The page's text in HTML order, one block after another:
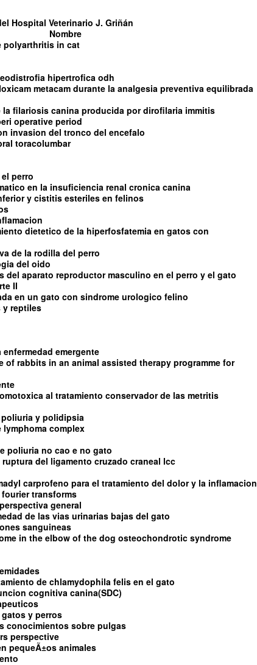
Hospital Veterinario J. Griñán
Nombre
polyarthritis in cat
hipertrofica odh
metacam durante la analgesia preventiva equilibrada
la filariosis canina producida por dirofilaria immitis
operative period
invasion del tronco del encefalo
toracolumbar
perro
en la insuficiencia renal cronica canina
y cistitis esteriles en felinos
dietetico de la hiperfosfatemia en gatos con
de la rodilla del perro
del oido
del aparato reproductor masculino en el perro y el gato
II
en un gato con sindrome urologico felino
y reptiles
emergente
of rabbits in an animal assisted therapy programme for
al tratamiento conservador de las metritis
y polidipsia
complex
poliuria no cao e no gato
del ligamento cruzado craneal lcc
carprofeno para el tratamiento del dolor y la inflamacion
transforms
general
de las vias urinarias bajas del gato
sanguineas
in the elbow of the dog osteochondrotic syndrome
de chlamydophila felis en el gato
cognitiva canina(SDC)
y perros
conocimientos sobre pulgas
perspective
pequeÃ±os animales